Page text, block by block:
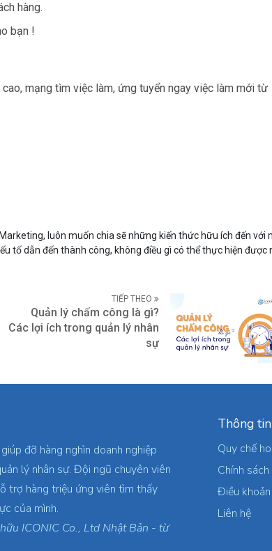
hàng.
bạn !
mạng tìm việc làm, ứng tuyển ngay việc làm mới từ
luôn muốn chia sẽ những kiến thức hữu ích đến với
tố dẫn đến thành công, không điều gì có thể thực hiện được
TIẾP THEO
Quản lý chấm công là gì?
Các lợi ích trong quản lý nhân
sự
đỡ hàng nghìn doanh nghiệp
lý nhân sự. Đội ngũ chuyên viên
trợ hàng triệu ứng viên tìm thấy
của mình.
ICONIC Co., Ltd Nhật Bản - từ
Thông tin
Quy chế
Chính
Điều
Liên hệ